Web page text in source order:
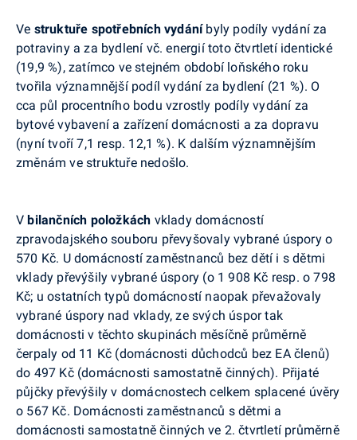
Ve struktuře spotřebních vydáníbyly podíly vydání za
potraviny a za bydlení vč. energií toto čtvrtletí identické
(19,9 %), zatímco ve stejném období loňského roku
tvořila významnější podíl vydání za bydlení (21 %). O
cca půl procentního bodu vzrostly podíly vydání za
bytové vybavení a zařízení domácnosti a za dopravu
(nyní tvoří 7,1 resp. 12,1 %). K dalším významnějším
změnám ve struktuře nedošlo.
Vbilančních položkách vklady domácností
zpravodajského souboru převyšovaly vybrané úspory o
570 Kč. U domácností zaměstnanců bez dětí i s dětmi
vklady převýšily vybrané úspory (o 1 908 Kč resp. o 798
Kč; u ostatních typů domácností naopak převažovaly
vybrané úspory nad vklady, ze svých úspor tak
domácnosti v těchto skupinách měsíčně průměrně
čerpaly od 11 Kč (domácnosti důchodců bez EA členů)
do 497 Kč (domácnosti samostatně činných). Přijaté
půjčky převýšily v domácnostech celkem splacené úvěry
o 567 Kč. Domácnosti zaměstnanců s dětmi a
domácnosti samostatně činných ve 2. čtvrtletí průměrně